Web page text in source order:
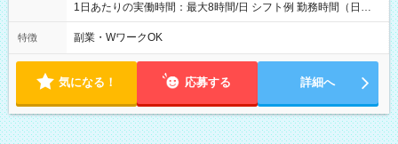
1日あたりの実働時間：最大8時間/日 シフト例 勤務時間（日
勤）・8時～18時 （実働時間8時間 待機休憩2時間）（日勤1回
あたりの給与 2万円）
特徴 副業・WワークOK
気になる！ 応募する 詳細へ